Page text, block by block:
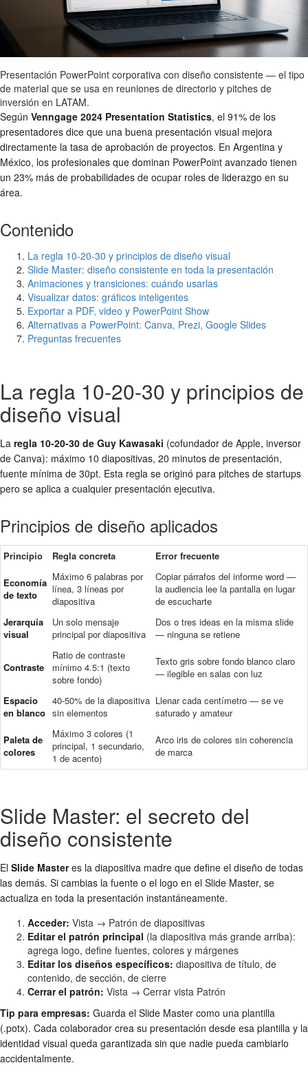
Presentación PowerPoint corporativa con diseño consistente — el tipo
de material que se usa en reuniones de directorio y pitches de
inversión en LATAM.
Según Venngage 2024 Presentation Statistics, el 91% de los
presentadores dice que una buena presentación visual mejora
directamente la tasa de aprobación de proyectos. En Argentina y
México, los profesionales que dominan PowerPoint avanzado tienen
un 23% más de probabilidades de ocupar roles de liderazgo en su
área.
Contenido
La regla 10-20-30 y principios de diseño visual
Slide Master: diseño consistente en toda la presentación
Animaciones y transiciones: cuándo usarlas
Visualizar datos: gráficos inteligentes
Exportar a PDF, video y PowerPoint Show
Alternativas a PowerPoint: Canva, Prezi, Google Slides
Preguntas frecuentes
La regla 10-20-30 y principios de
diseño visual
La regla 10-20-30 de Guy Kawasaki (cofundador de Apple, inversor
de Canva): máximo 10 diapositivas, 20 minutos de presentación,
fuente mínima de 30pt. Esta regla se originó para pitches de startups
pero se aplica a cualquier presentación ejecutiva.
Principios de diseño aplicados
Principio Regla concreta Error frecuente
Economía
de texto
Máximo 6 palabras por
línea, 3 líneas por
diapositiva
Copiar párrafos del informe word —
la audiencia lee la pantalla en lugar
de escucharte
Jerarquía
visual
Un solo mensaje
principal por diapositiva
Dos o tres ideas en la misma slide
— ninguna se retiene
Contraste
Ratio de contraste
mínimo 4.5:1 (texto
sobre fondo)
Texto gris sobre fondo blanco claro
— ilegible en salas con luz
Espacio
en blanco
40-50% de la diapositiva
sin elementos
Llenar cada centímetro — se ve
saturado y amateur
Paleta de
colores
Máximo 3 colores (1
principal, 1 secundario,
1 de acento)
Arco iris de colores sin coherencia
de marca
Slide Master: el secreto del
diseño consistente
El Slide Masteres la diapositiva madre que define el diseño de todas
las demás. Si cambias la fuente o el logo en el Slide Master, se
actualiza en toda la presentación instantáneamente.
Acceder: Vista → Patrón de diapositivas
Editar el patrón principal (la diapositiva más grande arriba):
agrega logo, define fuentes, colores y márgenes
Editar los diseños específicos: diapositiva de título, de
contenido, de sección, de cierre
Cerrar el patrón: Vista → Cerrar vista Patrón
Tip para empresas: Guarda el Slide Master como una plantilla
(.potx). Cada colaborador crea su presentación desde esa plantilla y la
identidad visual queda garantizada sin que nadie pueda cambiarlo
accidentalmente.